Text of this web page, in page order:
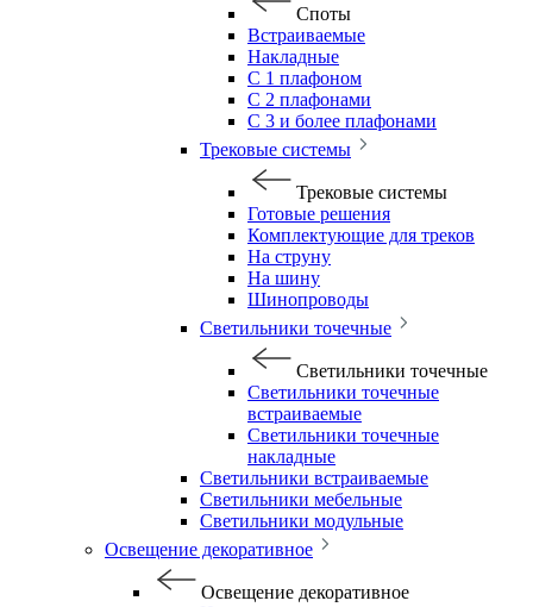
Споты
Встраиваемые
Накладные
С 1 плафоном
С 2 плафонами
С 3 и более плафонами
Трековые системы
Трековые системы
Готовые решения
Комплектующие для треков
На струну
На шину
Шинопроводы
Светильники точечные
Светильники точечные
Светильники точечные
встраиваемые
Светильники точечные
накладные
Светильники встраиваемые
Светильники мебельные
Светильники модульные
Освещение декоративное
Освещение декоративное